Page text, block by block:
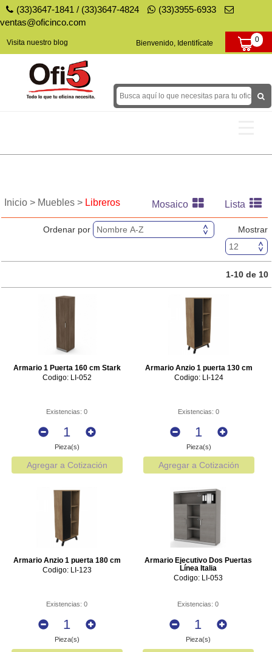
(33)3647-1841 / (33)3647-4824
(33)3955-6933
ventas@oficinco.com
Visita nuestro blog Bienvenido, Identifícate 0
Papelería
Decoración para Fiestas
Equipo para tu Negocio
Archivo y Almacenaje
Cómputo y Electrónica
Protección de Documentos
Limpieza e Higiene
Cafetería y Alimentos
Destrucción de Documentos
Inicio > Muebles > Libreros Mosaico Lista
Ordenar por Mostrar
1-10 de 10
Armario 1 Puerta 160 cm Stark
Codigo: LI-052
Existencias: 0
Pieza(s)
Agregar a Cotización
Armario Anzio 1 puerta 130 cm
Codigo: LI-124
Existencias: 0
Pieza(s)
Agregar a Cotización
Armario Anzio 1 puerta 180 cm
Codigo: LI-123
Existencias: 0
Pieza(s)
Armario Ejecutivo Dos Puertas
Línea Italia
Codigo: LI-053
Existencias: 0
Pieza(s)